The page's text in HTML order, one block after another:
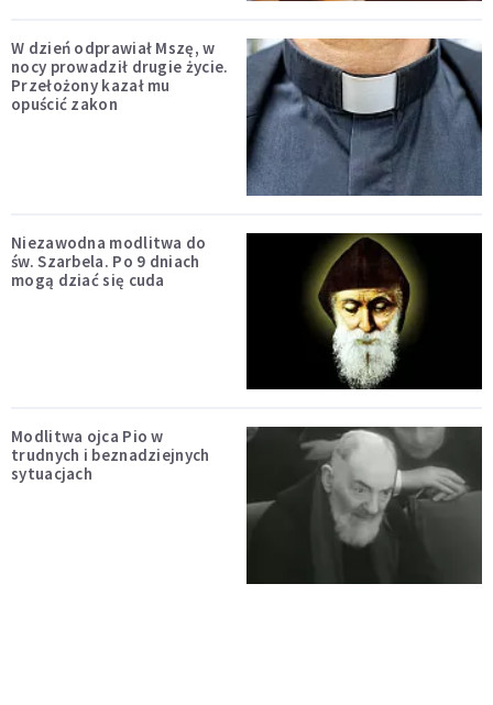
W dzień odprawiał Mszę, w
nocy prowadził drugie życie.
Przełożony kazał mu
opuścić zakon
Niezawodna modlitwa do
św. Szarbela. Po 9 dniach
mogą dziać się cuda
Modlitwa ojca Pio w
trudnych i beznadziejnych
sytuacjach